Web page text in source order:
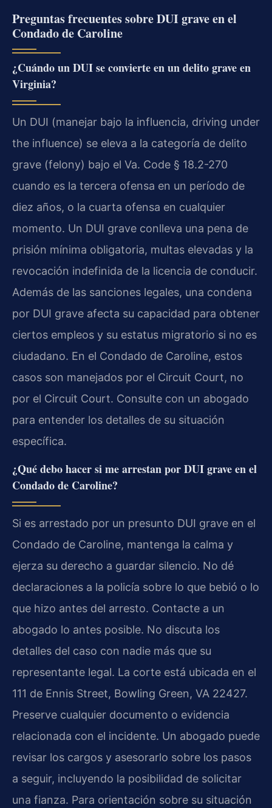
Preguntas frecuentes sobre DUI grave en el
Condado de Caroline
¿Cuándo un DUI se convierte en un delito grave en
Virginia?
Un DUI (manejar bajo la influencia, driving under
the influence) se eleva a la categoría de delito
grave (felony) bajo el Va. Code § 18.2-270
cuando es la tercera ofensa en un período de
diez años, o la cuarta ofensa en cualquier
momento. Un DUI grave conlleva una pena de
prisión mínima obligatoria, multas elevadas y la
revocación indefinida de la licencia de conducir.
Además de las sanciones legales, una condena
por DUI grave afecta su capacidad para obtener
ciertos empleos y su estatus migratorio si no es
ciudadano. En el Condado de Caroline, estos
casos son manejados por el Circuit Court, no
por el Circuit Court. Consulte con un abogado
para entender los detalles de su situación
específica.
¿Qué debo hacer si me arrestan por DUI grave en el
Condado de Caroline?
Si es arrestado por un presunto DUI grave en el
Condado de Caroline, mantenga la calma y
ejerza su derecho a guardar silencio. No dé
declaraciones a la policía sobre lo que bebió o lo
que hizo antes del arresto. Contacte a un
abogado lo antes posible. No discuta los
detalles del caso con nadie más que su
representante legal. La corte está ubicada en el
111 de Ennis Street, Bowling Green, VA 22427.
Preserve cualquier documento o evidencia
relacionada con el incidente. Un abogado puede
revisar los cargos y asesorarlo sobre los pasos
a seguir, incluyendo la posibilidad de solicitar
una fianza. Para orientación sobre su situación